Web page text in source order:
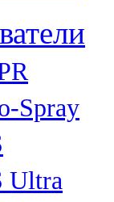
Spray
Ultra